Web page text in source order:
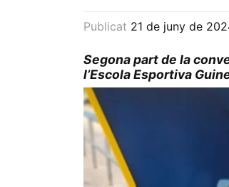
Publicat 21 de juny de
Segona part de la
l’Escola Esportiva